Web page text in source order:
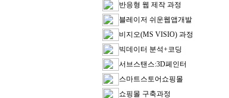
반응형 웹 제작 과정
블레이저 쉬운웹앱개발
비지오(MS VISIO) 과정
빅데이터 분석+코딩
서브스탠스:3D페인터
스마트스토어쇼핑몰
쇼핑몰 구축과정